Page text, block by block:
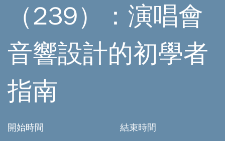
（239）：演唱會
音響設計的初學者
指南
開始時間 結束時間